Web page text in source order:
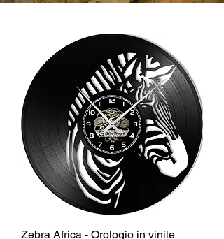
Zebra Africa - Orologio in vinile